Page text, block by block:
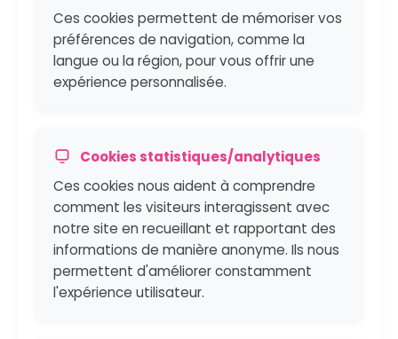
Ces cookies permettent de mémoriser vos
préférences de navigation, comme la
langue ou la région, pour vous offrir une
expérience personnalisée.
Cookies statistiques/analytiques
Ces cookies nous aident à comprendre
comment les visiteurs interagissent avec
notre site en recueillant et rapportant des
informations de manière anonyme. Ils nous
permettent d'améliorer constamment
l'expérience utilisateur.